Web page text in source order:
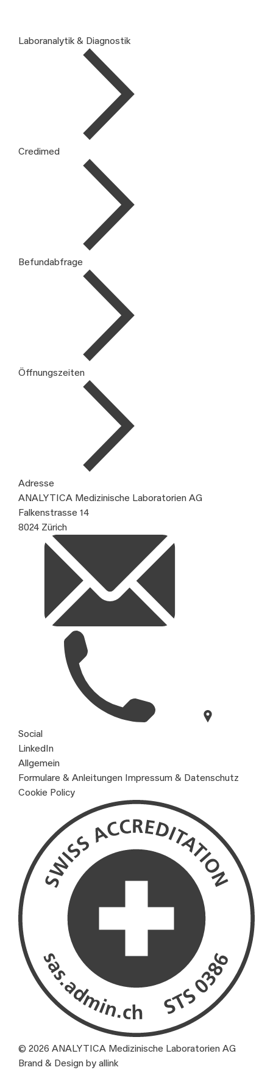
Laboranalytik & Diagnostik
Credimed
Befundabfrage
Öffnungszeiten
Adresse
ANALYTICA Medizinische Laboratorien AG
Falkenstrasse 14
8024 Zürich
Social
LinkedIn
Allgemein
Formulare & Anleitungen Impressum & Datenschutz
Cookie Policy
© 2026 ANALYTICA Medizinische Laboratorien AG
Brand & Design by allink